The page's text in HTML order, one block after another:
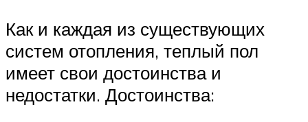
Как и каждая из существующих
систем отопления, теплый пол
имеет свои достоинства и
недостатки. Достоинства: